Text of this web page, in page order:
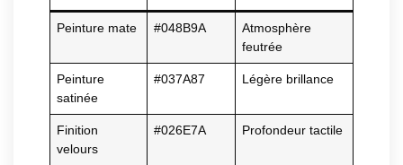
Peinture mate #048B9A
Atmosphère
feutrée
Peinture
satinée
#037A87 Légère brillance
Finition
velours
#026E7A Profondeur tactile